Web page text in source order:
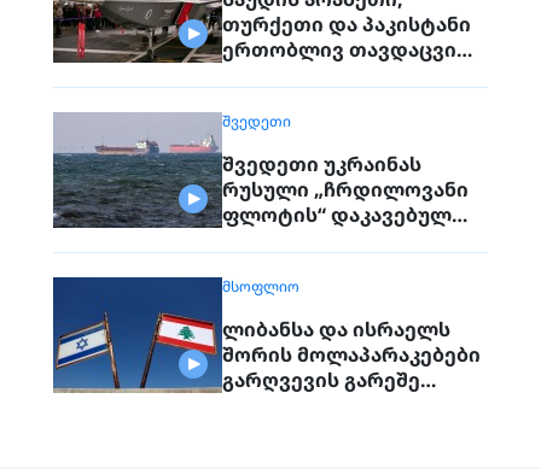
თურქეთი და პაკისტანი
ერთობლივ თავდაცვით
ᲨᲕᲔᲓᲔᲗᲘ
შვედეთი უკრაინას
რუსული „ჩრდილოვანი
ფლოტის“ დაკავებულ
ᲛᲡᲝᲤᲚᲘᲝ
ლიბანსა და ისრაელს
შორის მოლაპარაკებები
გარღვევის გარეშე